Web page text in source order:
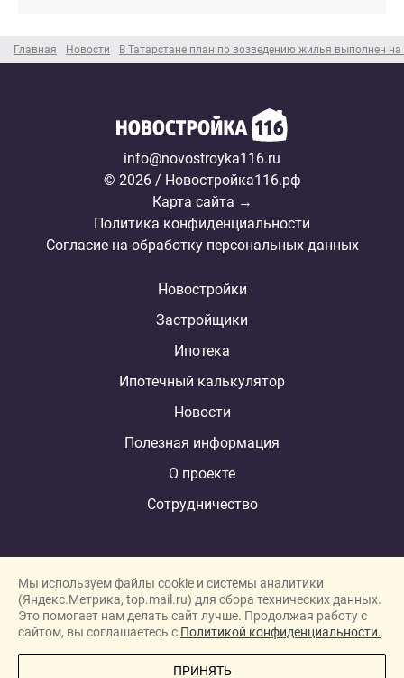
Главная Новости В Татарстане план по возведению жилья выполнен на
info@novostroyka116.ru
© 2026 / Новостройка116.рф
Карта сайта →
Политика конфиденциальности
Согласие на обработку персональных данных
Новостройки
Застройщики
Ипотека
Ипотечный калькулятор
Новости
Полезная информация
О проекте
Сотрудничество
New homes in Dubai
New homes in London
Мы используем файлы cookie и системы аналитики
(Яндекс.Метрика, top.mail.ru) для сбора технических данных.
Это помогает нам делать сайт лучше. Продолжая работу с
сайтом, вы соглашаетесь с Политикой конфиденциальности.
ПРИНЯТЬ